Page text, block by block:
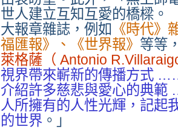
世人建立互知互愛的橋樑。
大報章雜誌，例如 《時代》
福匯報》、《世界報》 等等
萊格薩（ Antonio
視界帶來嶄新的傳播方式
介紹許多慈悲與愛心的典
人所擁有的人性光輝，記起
的世界 。」